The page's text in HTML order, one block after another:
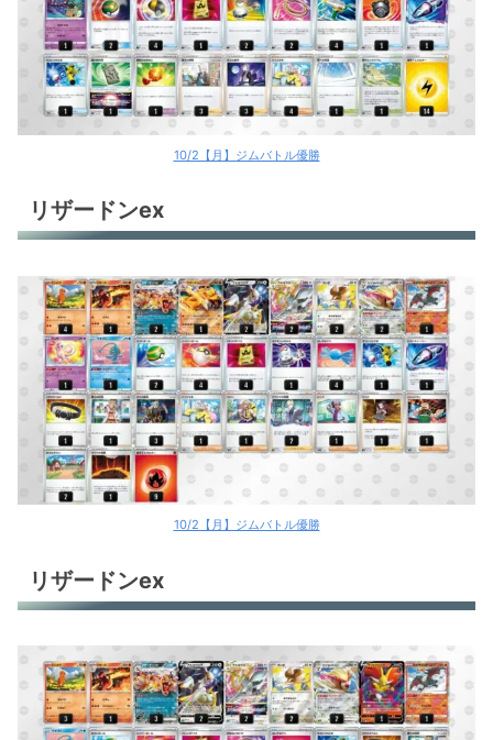
10/2【月】ジムバトル優勝
リザードンex
10/2【月】ジムバトル優勝
リザードンex